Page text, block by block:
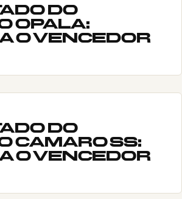
DO
OPALA:
O VENCEDOR
DO
CAMARO SS:
O VENCEDOR